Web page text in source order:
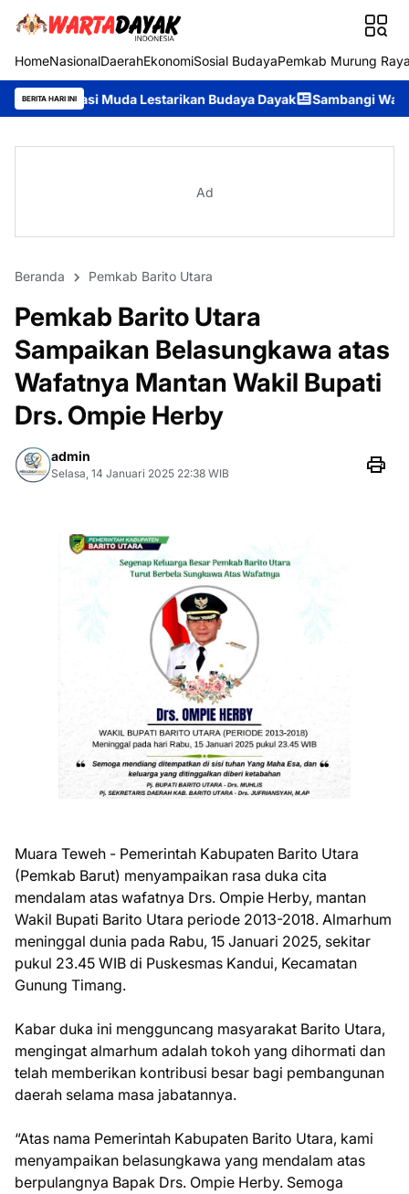
HomeNasionalDaerahEkonomiSosial BudayaPemkab Murung
BERITA HARI INI
Lestarikan Budaya Dayak Sambangi Warga Desa,
Ad
Beranda Pemkab Barito Utara
Pemkab Barito Utara
Sampaikan Belasungkawa atas
Wafatnya Mantan Wakil Bupati
Drs. Ompie Herby
admin
Selasa, 14 Januari 2025 22:38 WIB
Muara Teweh - Pemerintah Kabupaten Barito Utara
(Pemkab Barut) menyampaikan rasa duka cita
mendalam atas wafatnya Drs. Ompie Herby, mantan
Wakil Bupati Barito Utara periode 2013-2018. Almarhum
meninggal dunia pada Rabu, 15 Januari 2025, sekitar
pukul 23.45 WIB di Puskesmas Kandui, Kecamatan
Gunung Timang.
Kabar duka ini mengguncang masyarakat Barito Utara,
mengingat almarhum adalah tokoh yang dihormati dan
telah memberikan kontribusi besar bagi pembangunan
daerah selama masa jabatannya.
“Atas nama Pemerintah Kabupaten Barito Utara, kami
menyampaikan belasungkawa yang mendalam atas
berpulangnya Bapak Drs. Ompie Herby. Semoga